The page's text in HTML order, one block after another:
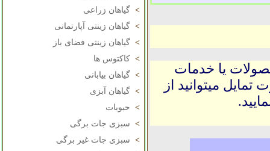
> گیاهان زراعی
> گیاهان زینتی آپارتمانی
> گیاهان زینتی فضای باز
> کاکتوس ها
> گیاهان بیابانی
> گیاهان آبزی
> حبوبات
> سبزی جات برگی
> سبزی جات غیر برگی
یا خدمات
میتوانید از